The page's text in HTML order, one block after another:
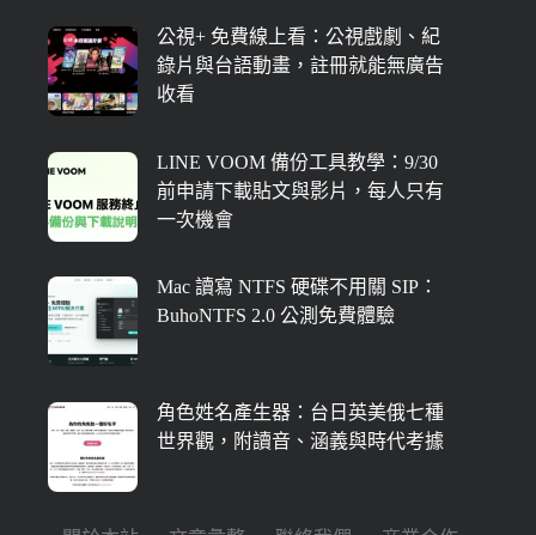
公視+ 免費線上看：公視戲劇、紀
錄片與台語動畫，註冊就能無廣告
收看
LINE VOOM 備份工具教學：9/30
前申請下載貼文與影片，每人只有
一次機會
Mac 讀寫 NTFS 硬碟不用關 SIP：
BuhoNTFS 2.0 公測免費體驗
角色姓名產生器：台日英美俄七種
世界觀，附讀音、涵義與時代考據